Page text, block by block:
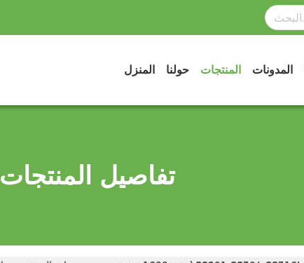
المنزل حولنا المنتجات المدونات
تفاصيل المنتجات